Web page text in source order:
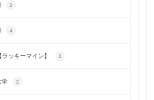
2
4
ッキーマイン】 2
学 2